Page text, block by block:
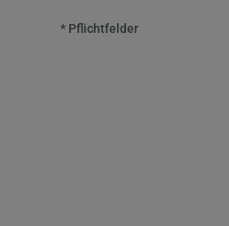
* Pflichtfelder